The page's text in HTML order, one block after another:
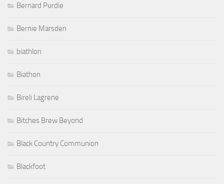
Bernard Purdie
Bernie Marsden
biathlon
Biathon
Bireli Lagrene
Bitches Brew Beyond
Black Country Communion
Blackfoot